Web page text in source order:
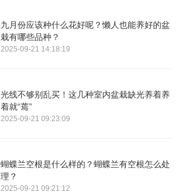
九月份应该种什么花好呢？懒人也能养好的盆
栽有哪些品种？
2025-09-21 14:18:19
光线不够别乱买！这几种室内盆栽缺光养着养
着就“蔫”
2025-09-21 09:23:09
蝴蝶兰空根是什么样的？蝴蝶兰有空根怎么处
理？
2025-09-21 09:21:12